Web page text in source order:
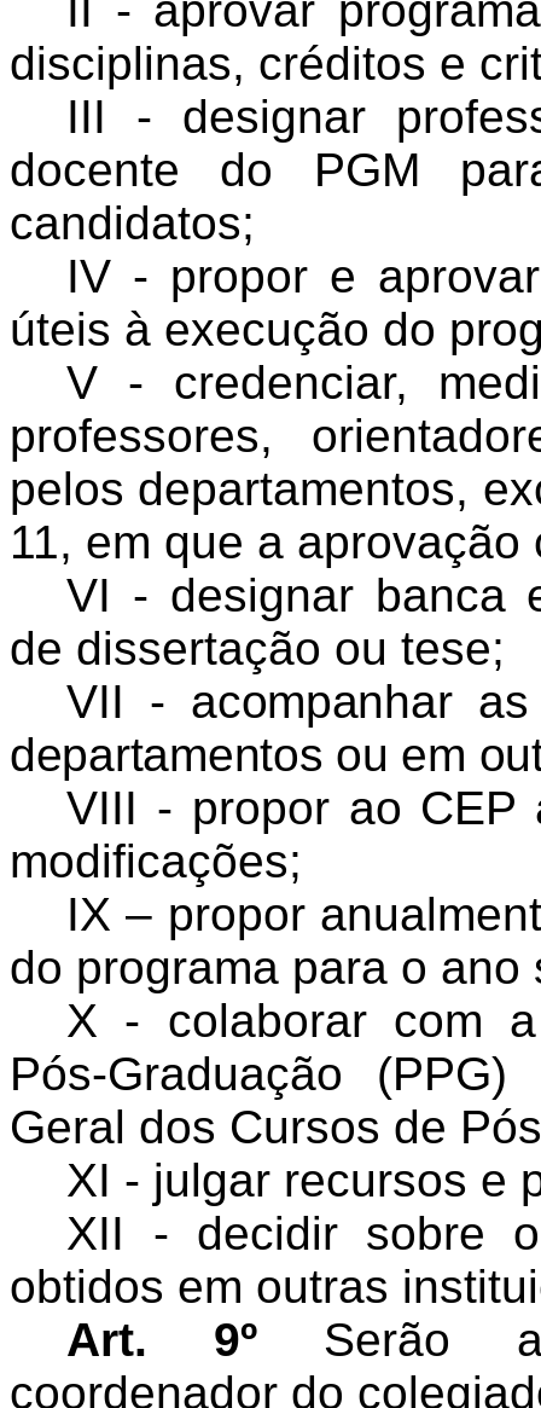
II - aprovar
disciplinas, créditos e
III - designar
docente do PGM
candidatos;
IV - propor e
úteis à execução do
V - credenciar,
professores,
pelos departamentos,
11, em que a aprovação
VI - designar banca
de dissertação ou tese;
VII - acompanhar
departamentos ou em
VIII - propor ao CEP
modificações;
IX – propor
do programa para o ano
X - colaborar com
Pós-Graduação
Geral dos Cursos de
XI - julgar recursos e
XII - decidir sobre
obtidos em outras
Art. 9º Serão
coordenador do